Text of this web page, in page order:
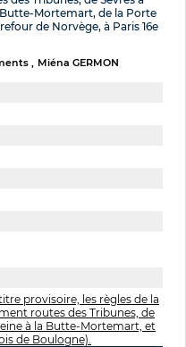
Butte-Mortemart, de la Porte
de Norvège, à Paris 16e
Miéna GERMON
provisoire, les règles de la
routes des Tribunes, de
à la Butte-Mortemart, et
de Boulogne).